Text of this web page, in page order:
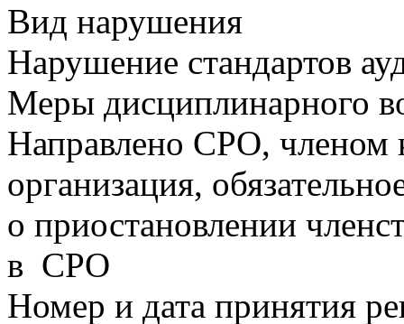
Вид нарушения
Нарушение стандартов
Меры дисциплинарного
Направлено СРО, членом
организация,
о приостановлении
в СРО
Номер и дата принятия